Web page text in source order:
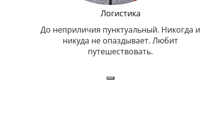
Логистика
До неприличия пунктуальный. Никогда и
никуда не опаздывает. Любит
путешествовать.